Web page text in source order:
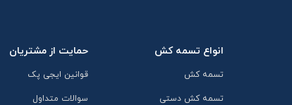
انواع تسمه کش
تسمه کش
تسمه کش دستی
حمایت از مشتریان
قوانین ایجی پک
سوالات متداول